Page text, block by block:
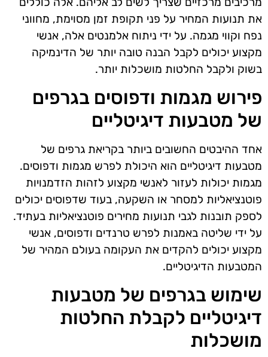
את תנועות המחיר על פני תקופת זמן מסוימת, מחווני
נפח וקווי מגמה. על ידי ניתוח אלמנטים אלה, אנשי
מקצוע יכולים לקבל הבנה טובה יותר של הדינמיקה
בשוק ולקבל החלטות מושכלות יותר.
פירוש מגמות ודפוסים בגרפים
של מטבעות דיגיטליים
אחד ההיבטים החשובים ביותר בקריאת גרפים של
מטבעות דיגיטליים הוא היכולת לפרש מגמות ודפוסים.
מגמות יכולות לעזור לאנשי מקצוע לזהות הזדמנויות
פוטנציאליות למסחר או השקעה, בעוד שדפוסים יכולים
לספק תובנות לגבי תנועות מחירים פוטנציאליות בעתיד.
על ידי שליטה באמנות לפרש טרנדים ודפוסים, אנשי
מקצוע יכולים להקדים את העקומה בעולם המהיר של
המטבעות הדיגיטליים.
שימוש בגרפים של מטבעות
דיגיטליים לקבלת החלטות
מושכלות